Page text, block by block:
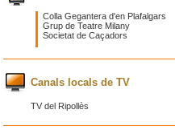
Colla Gegantera d'en Plafalgars
Grup de Teatre Milany
Societat de Caçadors
Canals locals de TV
TV del Ripollès